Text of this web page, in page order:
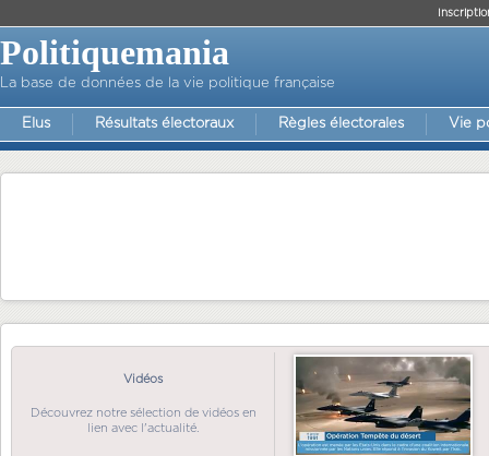
Politiquemania
La base de données de la vie politique française
Elus Résultats électoraux Règles électorales Vie
Vidéos
Découvrez notre sélection de vidéos en
lien avec l'actualité.